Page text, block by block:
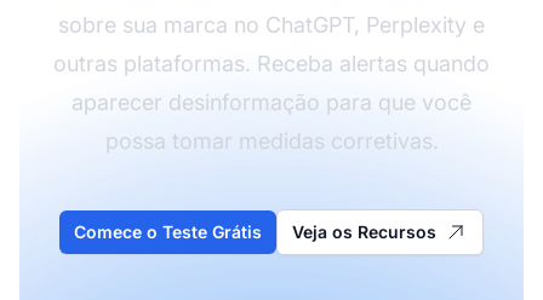
sobre sua marca no ChatGPT, Perplexity e
outras plataformas. Receba alertas quando
aparecer desinformação para que você
possa tomar medidas corretivas.
Comece o Teste Grátis Veja os Recursos